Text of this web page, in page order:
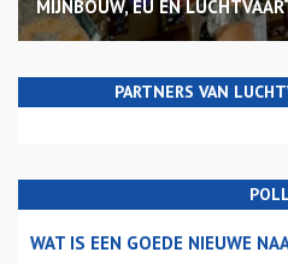
MIJNBOUW, EU EN
PARTNERS VAN
POLL
WAT IS EEN GOEDE NIEUWE